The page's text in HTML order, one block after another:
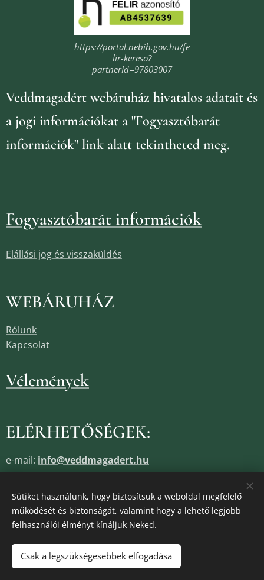
https://portal.nebih.gov.hu/fe
lir-kereso?
partnerId=97803007
Veddmagadért webáruház hivatalos adatait és
a jogi információkat a "Fogyasztóbarát
információk" link alatt tekintheted meg.
Fogyasztóbarát információk
Elállási jog és visszaküldés
WEBÁRUHÁZ
Rólunk
Kapcsolat
Vélemények
ELÉRHETŐSÉGEK:
e-mail: info@veddmagadert.hu
CégnévReményi Ilona e.v.
Adószám65168639-1-33
Sütiket használunk, hogy biztosítsuk a weboldal megfelelő
működését és biztonságát, valamint hogy a lehető legjobb
felhasználói élményt kínáljuk Neked.
Csak a legszükségesebbek elfogadása